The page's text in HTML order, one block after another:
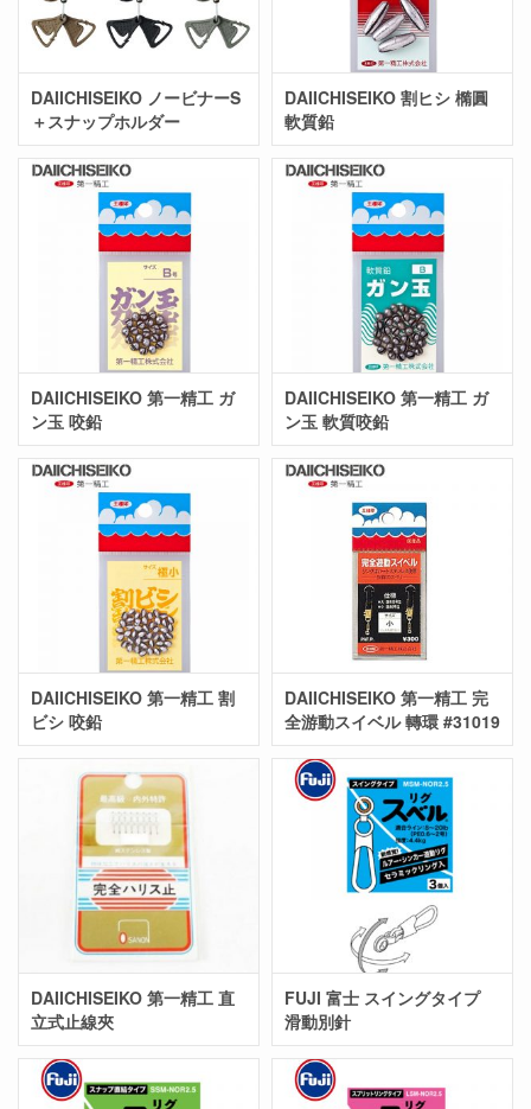
DAIICHISEIKO ノービナーS
＋スナップホルダー
DAIICHISEIKO 割ヒシ 橢圓
軟質鉛
DAIICHISEIKO 第一精工 ガ
ン玉 咬鉛
DAIICHISEIKO 第一精工 ガ
ン玉 軟質咬鉛
DAIICHISEIKO 第一精工 割
ビシ 咬鉛
DAIICHISEIKO 第一精工 完
全游動スイベル 轉環 #31019
DAIICHISEIKO 第一精工 直
立式止線夾
FUJI 富士 スイングタイプ
滑動別針